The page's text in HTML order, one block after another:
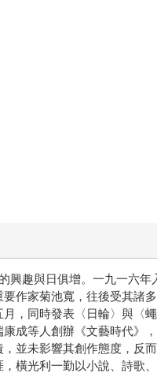
興趣與日俱增。一九一六年
作家菊池寬，往後受其諸
，同時發表〈日輪〉與〈
成等人創辦《文藝時代》
並未影響其創作態度，反
橫光利一勤以小說、詩歌